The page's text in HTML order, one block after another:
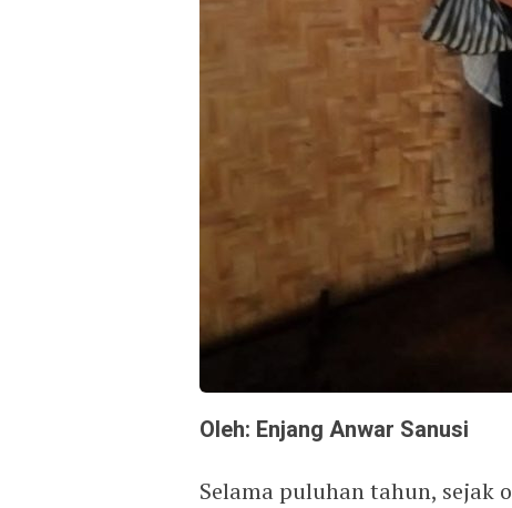
Oleh: Enjang Anwar Sanusi
Selama puluhan tahun, sejak